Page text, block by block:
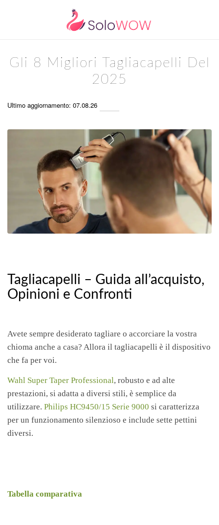
Gli 8 Migliori Tagliacapelli Del
2025
Ultimo aggiornamento: 07.08.26
Tagliacapelli – Guida all’acquisto,
Opinioni e Confronti
Avete sempre desiderato tagliare o accorciare la vostra
chioma anche a casa? Allora il tagliacapelli è il dispositivo
che fa per voi.
Wahl Super Taper Professional, robusto e ad alte
prestazioni, si adatta a diversi stili, è semplice da
utilizzare. Philips HC9450/15 Serie 9000 si caratterizza
per un funzionamento silenzioso e include sette pettini
diversi.
Tabella comparativa